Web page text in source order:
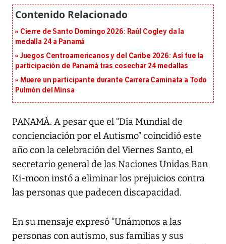
Cierre de Santo Domingo 2026: Raúl Cogley da la
medalla 24 a Panamá
Juegos Centroamericanos y del Caribe 2026: Así fue la
participación de Panamá tras cosechar 24 medallas
Muere un participante durante Carrera Caminata a Todo
Pulmón del Minsa
PANAMÁ. A pesar que el “Día Mundial de
concienciación por el Autismo” coincidió este
año con la celebración del Viernes Santo, el
secretario general de las Naciones Unidas Ban
Ki-moon instó a eliminar los prejuicios contra
las personas que padecen discapacidad.
En su mensaje expresó “Unámonos a las
personas con autismo, sus familias y sus